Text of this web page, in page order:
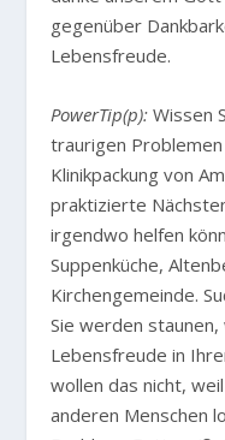
gegenüber
Lebensfreude.
PowerTip(p): Wissen
traurigen
Klinikpackung von
praktizierte
irgendwo helfen
Suppenküche,
Kirchengemeinde.
Sie werden
Lebensfreude in
wollen das nicht,
anderen Menschen